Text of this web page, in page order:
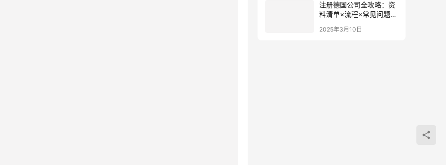
注册德国公司全攻略：资
料清单×流程×常见问题
2025年3月10日